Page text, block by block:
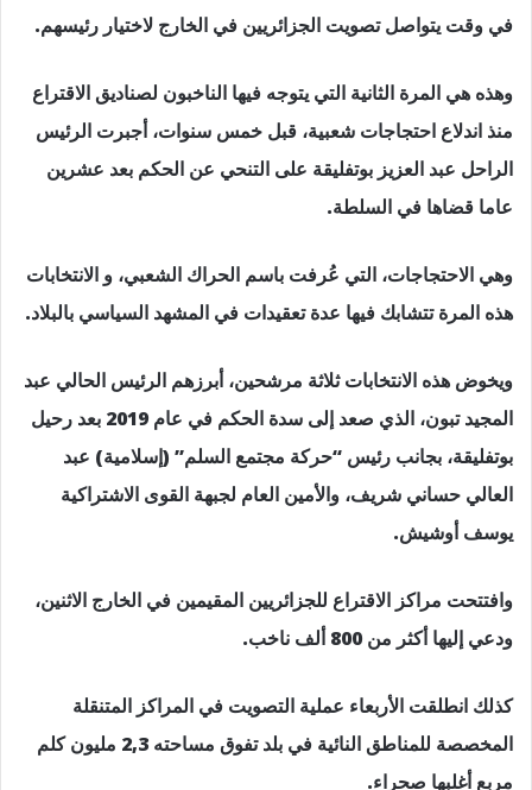
في وقت يتواصل تصويت الجزائريين في الخارج لاختيار رئيسهم.
وهذه هي المرة الثانية التي يتوجه فيها الناخبون لصناديق الاقتراع
منذ اندلاع احتجاجات شعبية، قبل خمس سنوات، أجبرت الرئيس
الراحل عبد العزيز بوتفليقة على التنحي عن الحكم بعد عشرين
عاما قضاها في السلطة.
وهي الاحتجاجات، التي عُرفت باسم الحراك الشعبي، و الانتخابات
هذه المرة تتشابك فيها عدة تعقيدات في المشهد السياسي بالبلاد.
ويخوض هذه الانتخابات ثلاثة مرشحين، أبرزهم الرئيس الحالي عبد
المجيد تبون، الذي صعد إلى سدة الحكم في عام 2019 بعد رحيل
بوتفليقة، بجانب رئيس “حركة مجتمع السلم” (إسلامية) عبد
العالي حساني شريف، والأمين العام لجبهة القوى الاشتراكية
يوسف أوشيش.
وافتتحت مراكز الاقتراع للجزائريين المقيمين في الخارج الاثنين،
ودعي إليها أكثر من 800 ألف ناخب.
كذلك انطلقت الأربعاء عملية التصويت في المراكز المتنقلة
المخصصة للمناطق النائية في بلد تفوق مساحته 2,3 مليون كلم
مربع أغلبها صحراء.